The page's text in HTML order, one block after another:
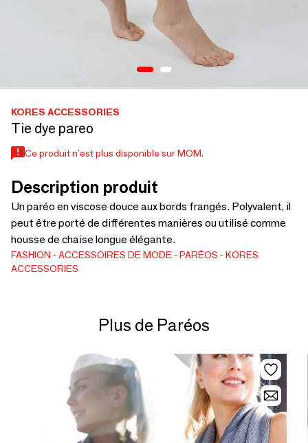
KORES ACCESSORIES
Tie dye pareo
Ce produit n'est plus disponible sur MOM.
Description produit
Un paréo en viscose douce aux bords frangés. Polyvalent, il
peut être porté de différentes manières ou utilisé comme
housse de chaise longue élégante.
FASHION ACCESSOIRES DE MODE PARÉOS
KORES
ACCESSORIES
Plus de Paréos